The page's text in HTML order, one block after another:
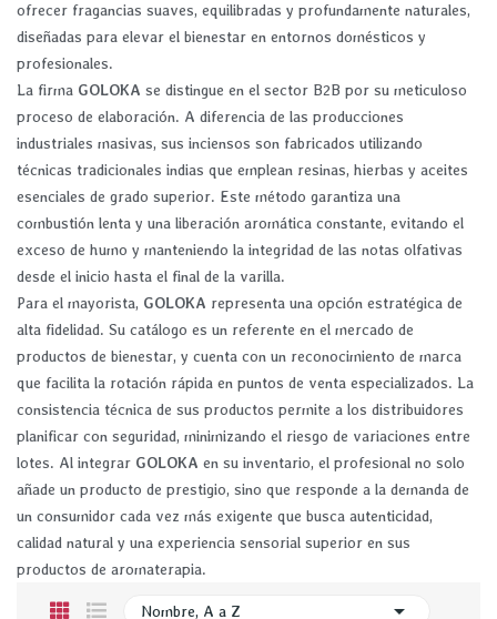
ofrecer fragancias suaves, equilibradas y profundamente naturales,
diseñadas para elevar el bienestar en entornos domésticos y
profesionales.
La firma GOLOKA se distingue en el sector B2B por su meticuloso
proceso de elaboración. A diferencia de las producciones
industriales masivas, sus inciensos son fabricados utilizando
técnicas tradicionales indias que emplean resinas, hierbas y aceites
esenciales de grado superior. Este método garantiza una
combustión lenta y una liberación aromática constante, evitando el
exceso de humo y manteniendo la integridad de las notas olfativas
desde el inicio hasta el final de la varilla.
Para el mayorista, GOLOKA representa una opción estratégica de
alta fidelidad. Su catálogo es un referente en el mercado de
productos de bienestar, y cuenta con un reconocimiento de marca
que facilita la rotación rápida en puntos de venta especializados. La
consistencia técnica de sus productos permite a los distribuidores
planificar con seguridad, minimizando el riesgo de variaciones entre
lotes. Al integrar GOLOKA en su inventario, el profesional no solo
añade un producto de prestigio, sino que responde a la demanda de
un consumidor cada vez más exigente que busca autenticidad,
calidad natural y una experiencia sensorial superior en sus
productos de aromaterapia.
Nombre, A a Z 